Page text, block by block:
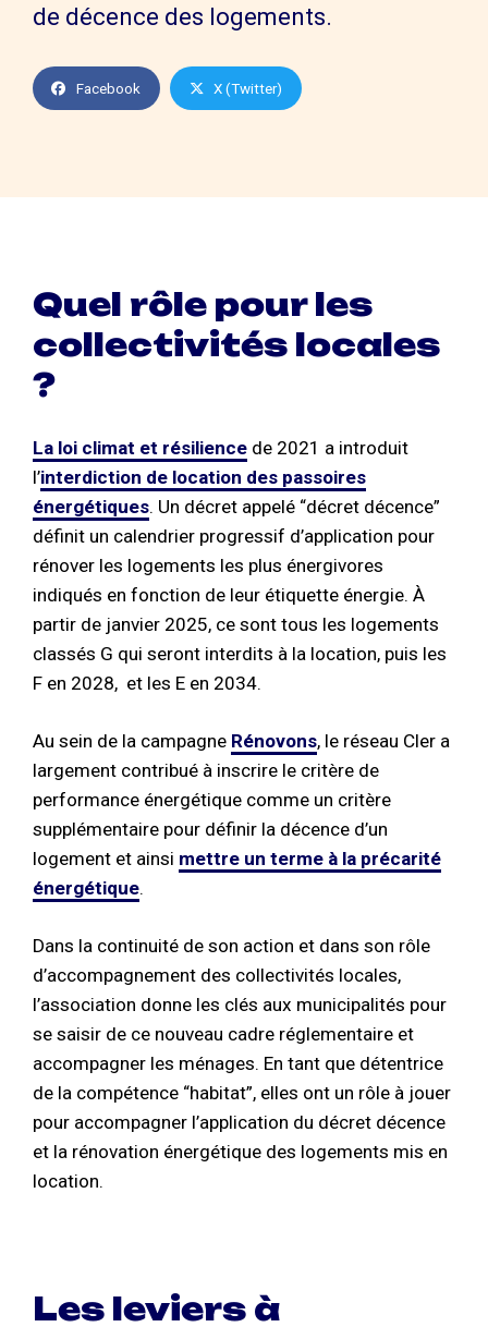
de décence des logements.
Facebook X (Twitter)
Quel rôle pour les
collectivités locales
?
La loi climat et résilience de 2021 a introduit
l’interdiction de location des passoires
énergétiques. Un décret appelé “décret décence”
définit un calendrier progressif d’application pour
rénover les logements les plus énergivores
indiqués en fonction de leur étiquette énergie. À
partir de janvier 2025, ce sont tous les logements
classés G qui seront interdits à la location, puis les
F en 2028, et les E en 2034.
Au sein de la campagne Rénovons, le réseau Cler a
largement contribué à inscrire le critère de
performance énergétique comme un critère
supplémentaire pour définir la décence d’un
logement et ainsi mettre un terme à la précarité
énergétique.
Dans la continuité de son action et dans son rôle
d’accompagnement des collectivités locales,
l’association donne les clés aux municipalités pour
se saisir de ce nouveau cadre réglementaire et
accompagner les ménages. En tant que détentrice
de la compétence “habitat”, elles ont un rôle à jouer
pour accompagner l’application du décret décence
et la rénovation énergétique des logements mis en
location.
Les leviers à